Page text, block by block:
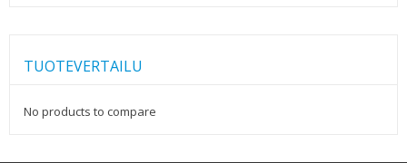
TUOTEVERTAILU
No products to compare